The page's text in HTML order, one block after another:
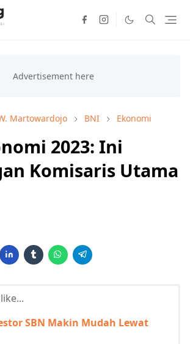
Martowardojo BNI Ekonomi
2023: Ini
Komisaris Utama
SBN Makin Mudah Lewat